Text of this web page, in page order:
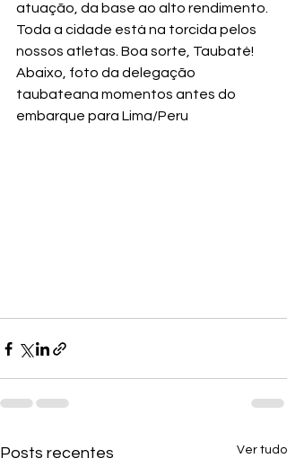
atuação, da base ao alto rendimento.
Toda a cidade está na torcida pelos
nossos atletas. Boa sorte, Taubaté!
Abaixo, foto da delegação
taubateana momentos antes do
embarque para Lima/Peru
Posts recentes Ver tudo